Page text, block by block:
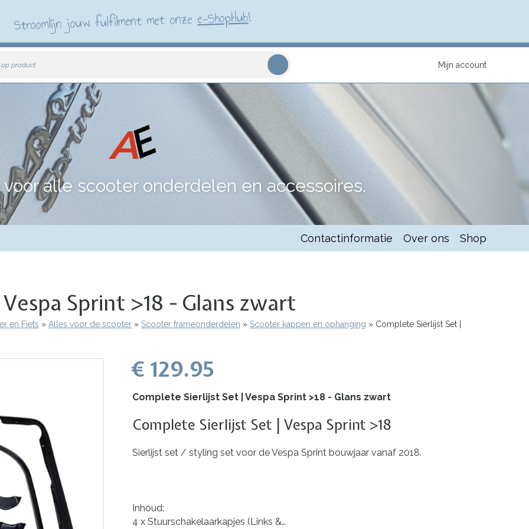
Stroomlijn jouw fulfilment met onzee-ShopHub!
op product Mijn account
alle scooter onderdelen en accessoires.
Contactinformatie Over ons Shop
Sprint >18 - Glans zwart
en Fiets Alles voor de scooter Scooter frameonderdelen Scooter kappen en ophanging
Complete Sierlijst Set |
€ 129.95
Complete Sierlijst Set | Vespa Sprint >18 - Glans zwart
Complete Sierlijst Set | Vespa Sprint >18
Sierlijst set / styling set voor de Vespa Sprint bouwjaar vanaf 2018.
Inhoud:
4 x Stuurschakelaarkapjes (Links &…